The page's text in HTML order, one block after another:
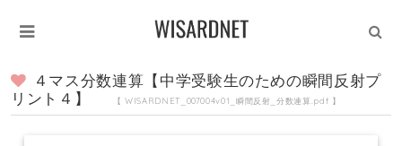
４マス分数連算【中学受験生のための瞬間反射プ
リント４】
【 WISARDNET_007004v01_瞬間反射_分数連算.pdf 】